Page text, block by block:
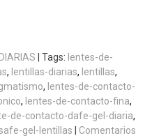
Tags: lentes-de-
lentillas-diarias
lentillas
lentes-de-contacto-
lentes-de-contacto-fina
de-contacto-dafe-gel-diaria
gel-lentillas Comentarios